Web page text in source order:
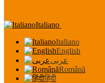
Italiano
Italiano
English
عربى
Română
हिंदी